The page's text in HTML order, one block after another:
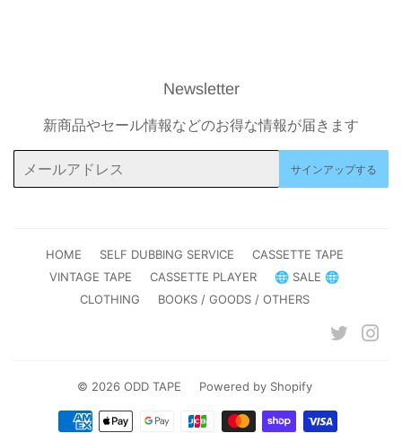
Newsletter
新商品やセール情報などのお得な情報が届きます
ー
サインアップする
HOME SELF DUBBING SERVICE
CASSETTE TAPE
VINTAGE TAPE
CASSETTE PLAYER
🌐 SALE 🌐
CLOTHING
BOOKS / GOODS / OTHERS
Twitter
© 2026 ODD TAPE Powered by Shopify
お